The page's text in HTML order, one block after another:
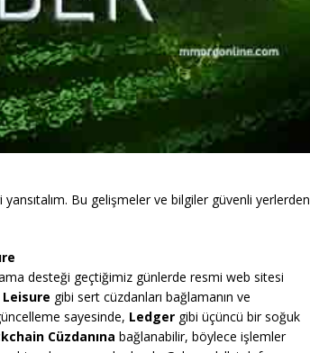
Bu gelişmeler ve bilgiler güvenli yerlerden
desteği geçtiğimiz günlerde resmi web sitesi
Leisure gibi sert cüzdanları bağlamanın ve
sayesinde, Ledger gibi üçüncü bir soğuk
Cüzdanına bağlanabilir, böylece işlemler